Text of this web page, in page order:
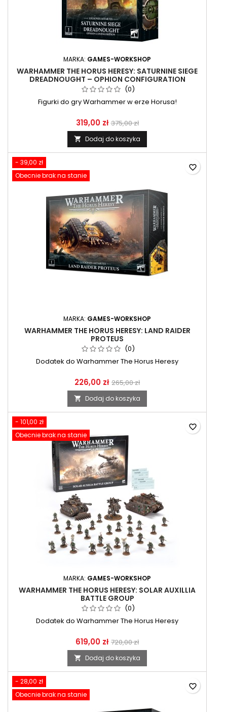
MARKA: GAMES-WORKSHOP
WARHAMMER THE HORUS HERESY: SATURNINE SIEGE
DREADNOUGHT – OPHION CONFIGURATION
(0)
Figurki do gry Warhammer w erze Horusa!
319,00 zł 375,00 zł
 Dodaj do koszyka
- 39,00 zł
Obecnie brak na stanie
MARKA: GAMES-WORKSHOP
WARHAMMER THE HORUS HERESY: LAND RAIDER
PROTEUS
(0)
Dodatek do Warhammer The Horus Heresy
226,00 zł 265,00 zł
 Dodaj do koszyka
favorite_border
- 101,00 zł
Obecnie brak na stanie
MARKA: GAMES-WORKSHOP
WARHAMMER THE HORUS HERESY: SOLAR AUXILLIA
BATTLE GROUP
(0)
Dodatek do Warhammer The Horus Heresy
619,00 zł 720,00 zł
 Dodaj do koszyka
favorite_border
- 28,00 zł
Obecnie brak na stanie
favorite_border